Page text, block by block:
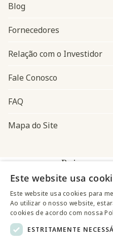
Navegação do rodapé
Blog
Fornecedores
Relação com o Investidor
Fale Conosco
FAQ
Mapa do Site
Baixe o
Este website usa
Este website usa cookies para
Ao utilizar o nosso website,
cookies de acordo com nossa
ESTRITAMENTE